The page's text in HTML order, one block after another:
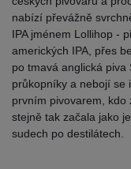
nabízí převážně
IPA jménem Lollihop -
amerických IPA, přes
po tmavá anglická piva
průkopníky a nebojí se
prvním pivovarem, kdo
stejně tak začala jako
sudech po destilátech.